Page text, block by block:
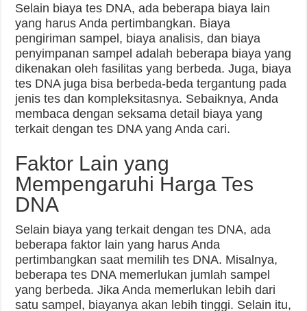
Selain biaya tes DNA, ada beberapa biaya lain
yang harus Anda pertimbangkan. Biaya
pengiriman sampel, biaya analisis, dan biaya
penyimpanan sampel adalah beberapa biaya yang
dikenakan oleh fasilitas yang berbeda. Juga, biaya
tes DNA juga bisa berbeda-beda tergantung pada
jenis tes dan kompleksitasnya. Sebaiknya, Anda
membaca dengan seksama detail biaya yang
terkait dengan tes DNA yang Anda cari.
Faktor Lain yang
Mempengaruhi Harga Tes
DNA
Selain biaya yang terkait dengan tes DNA, ada
beberapa faktor lain yang harus Anda
pertimbangkan saat memilih tes DNA. Misalnya,
beberapa tes DNA memerlukan jumlah sampel
yang berbeda. Jika Anda memerlukan lebih dari
satu sampel, biayanya akan lebih tinggi. Selain itu,